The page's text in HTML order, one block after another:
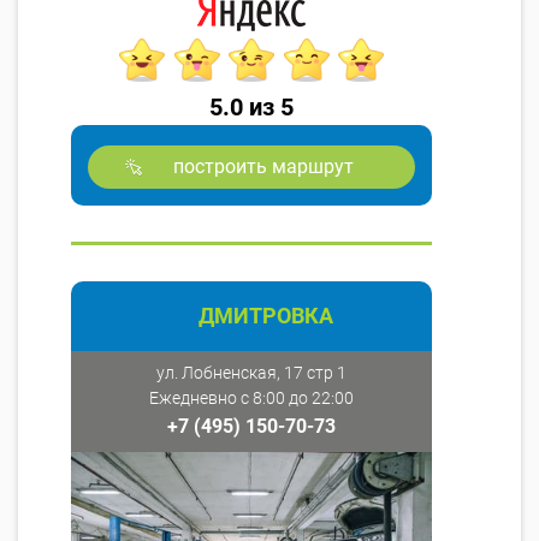
5.0 из 5
построить маршрут
ДМИТРОВКА
ул. Лобненская, 17 стр 1
Ежедневно с 8:00 до 22:00
+7 (495) 150-70-73